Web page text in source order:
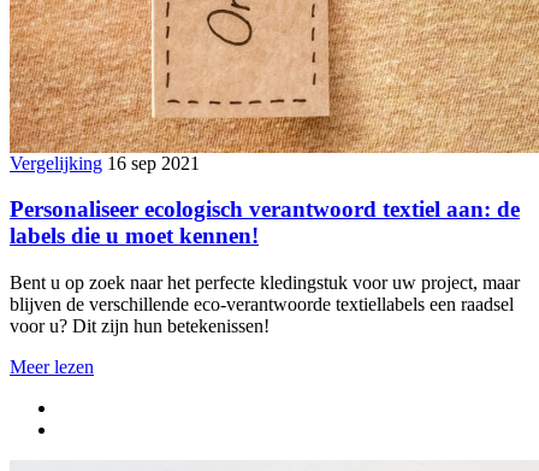
Vergelijking 16 sep 2021
Personaliseer ecologisch verantwoord textiel aan: de
labels die u moet kennen!
Bent u op zoek naar het perfecte kledingstuk voor uw project, maar
blijven de verschillende eco-verantwoorde textiellabels een raadsel
voor u? Dit zijn hun betekenissen!
Meer lezen